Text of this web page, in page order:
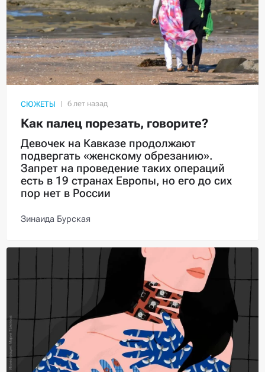
СЮЖЕТЫ
Как палец порезать, говорите?
Девочек на Кавказе продолжают
подвергать «женскому обрезанию».
Запрет на проведение таких операций
есть в 19 странах Европы, но его до сих
пор нет в России
Зинаида Бурская